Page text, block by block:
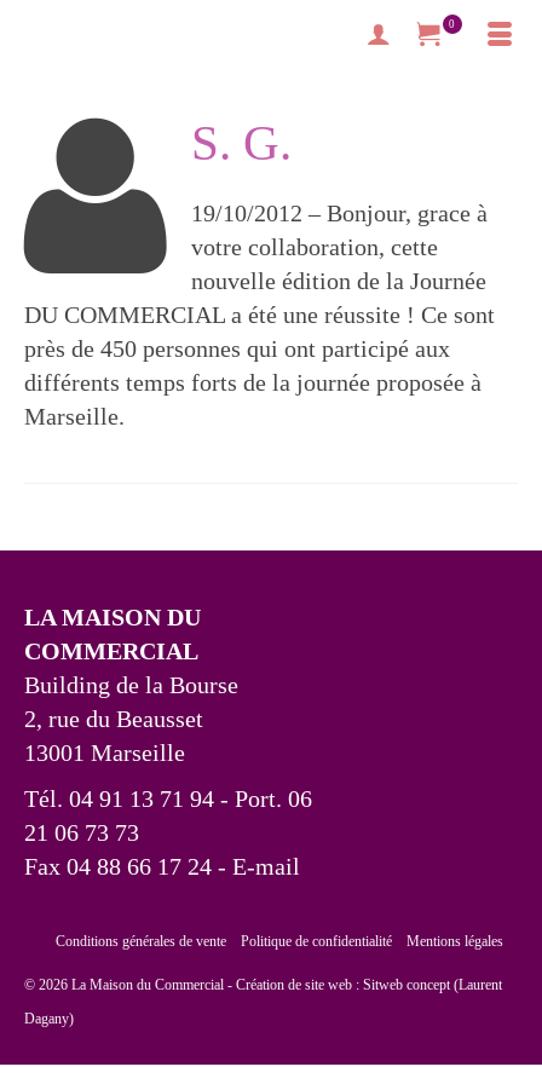
0
S. G.
19/10/2012 – Bonjour, grace à
votre collaboration, cette
nouvelle édition de la Journée
DU COMMERCIAL a été une réussite ! Ce sont
près de 450 personnes qui ont participé aux
différents temps forts de la journée proposée à
Marseille.
LA MAISON DU
COMMERCIAL
Building de la Bourse
2, rue du Beausset
13001 Marseille
Tél. 04 91 13 71 94 - Port. 06
21 06 73 73
Fax 04 88 66 17 24 - E-mail
Conditions générales de vente Politique de confidentialité Mentions légales
© 2026 La Maison du Commercial - Création de site web : Sitweb concept (Laurent
Dagany)